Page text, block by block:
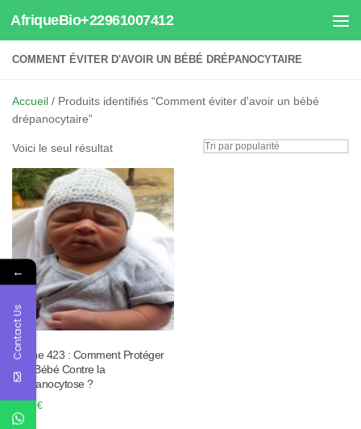
Au dessous du contenu
AfriqueBio+22961007412
COMMENT ÉVITER D'AVOIR UN BÉBÉ DRÉPANOCYTAIRE
Accueil / Produits identifiés “Comment éviter d'avoir un bébé
drépanocytaire”
Voici le seul résultat
Tisane 423 : Comment Protéger
Son Bébé Contre la
Drépanocytose ?
50.00€
←
Contact Us